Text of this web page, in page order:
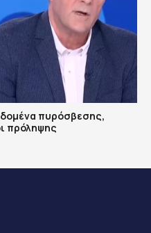
πυρόσβεσης,
πρόληψης